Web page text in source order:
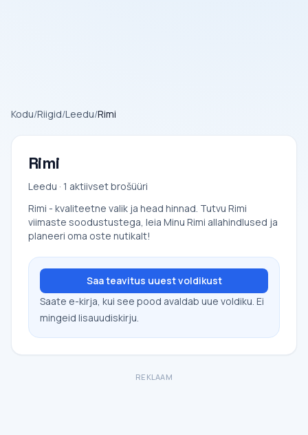
Kodu/Riigid/Leedu/Rimi
Rimi
Leedu · 1 aktiivset brošüüri
Rimi - kvaliteetne valik ja head hinnad. Tutvu Rimi
viimaste soodustustega, leia Minu Rimi allahindlused ja
planeeri oma oste nutikalt!
Saa teavitus uuest voldikust
Saate e-kirja, kui see pood avaldab uue voldiku. Ei
mingeid lisauudiskirju.
REKLAAM